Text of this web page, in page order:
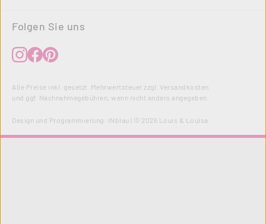
Folgen Sie uns
Alle Preise inkl. gesetzl. Mehrwertsteuer zzgl. Versandkosten
und ggf. Nachnahmegebühren, wenn nicht anders angegeben.
Design und Programmierung: INblau | © 2026 Louis & Louisa